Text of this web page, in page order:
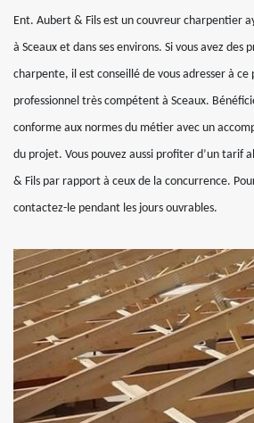
Ent. Aubert & Fils est un couvreur charpentier
à Sceaux et dans ses environs. Si vous avez des
charpente, il est conseillé de vous adresser à ce
professionnel très compétent à Sceaux.
conforme aux normes du métier avec un
du projet. Vous pouvez aussi profiter d’un tarif
& Fils par rapport à ceux de la concurrence.
contactez-le pendant les jours ouvrables.